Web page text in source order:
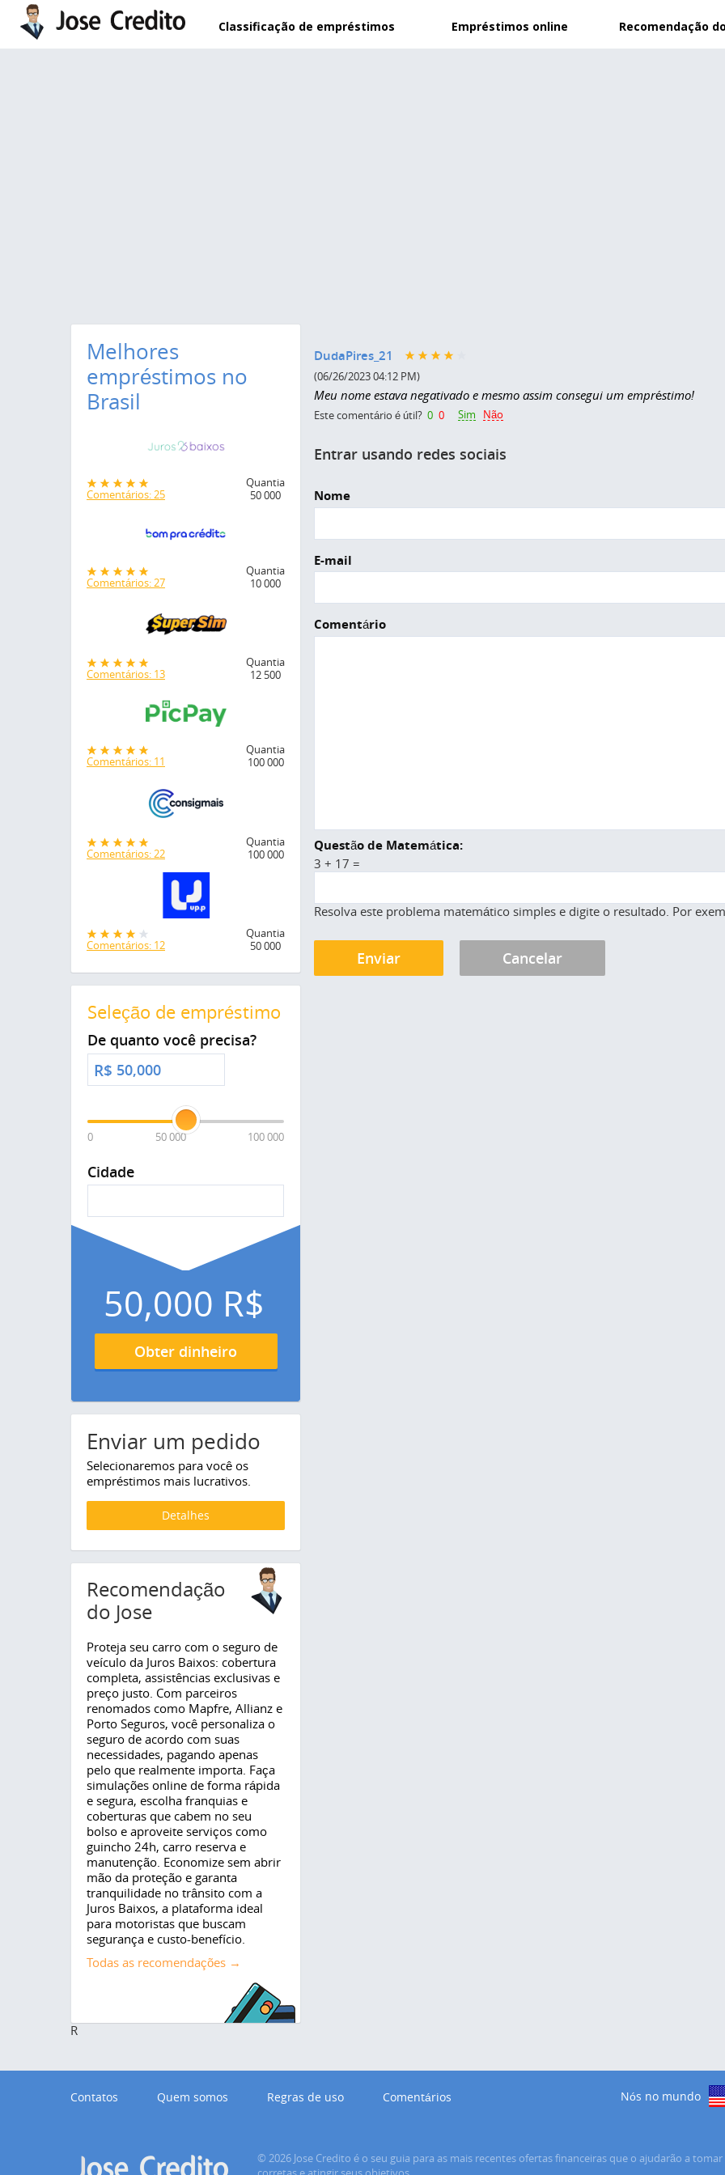
Pular para o conteúdo principal
Classificação de empréstimos Empréstimos online Recomendação
DudaPires_21
(06/26/2023 04:12 PM)
Meu nome estava negativado e mesmo assim consegui um empréstimo!
Este comentário é útil? 0 0 Sim
Não
Entrar usando redes sociais
Nome
E-mail
Comentário
Questão de Matemática:
3 + 17 =
Resolva este problema matemático simples e digite o resultado. Por
Melhores
empréstimos no
Brasil
Comentários: 25
Quantia
50 000
Comentários: 27
Quantia
10 000
Comentários: 13
Quantia
12 500
Comentários: 11
Quantia
100 000
Comentários: 22
Quantia
100 000
Comentários: 12
Quantia
50 000
Seleção de empréstimo
De quanto você precisa?
R$
0 50 000 100 000
Cidade
50,000 R$
Obter dinheiro
Enviar um pedido
Selecionaremos para você os
empréstimos mais lucrativos.
Detalhes
Recomendação
do Jose
Proteja seu carro com o seguro de
veículo da Juros Baixos: cobertura
completa, assistências exclusivas e
preço justo. Com parceiros
renomados como Mapfre, Allianz e
Porto Seguros, você personaliza o
seguro de acordo com suas
necessidades, pagando apenas
pelo que realmente importa. Faça
simulações online de forma rápida
e segura, escolha franquias e
coberturas que cabem no seu
bolso e aproveite serviços como
guincho 24h, carro reserva e
manutenção. Economize sem abrir
mão da proteção e garanta
tranquilidade no trânsito com a
Juros Baixos, a plataforma ideal
para motoristas que buscam
segurança e custo-benefício.
Todas as recomendações →
R
Contatos Quem somos Regras de uso Comentários
© 2026 Jose Credito é o seu guia para as mais recentes ofertas financeiras que o ajudarão a tomar
Nós no mundo